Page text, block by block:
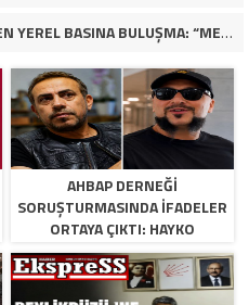
BEYLİKDÜZÜ KENT KONSEYİ’NDEN YEREL BASINA BULUŞMA: “MEVZU MEMLEKET MESELESİ
AHBAP DERNEĞI
SORUŞTURMASINDA İFADELER
ORTAYA ÇIKTI: HAYKO
CEPKIN’DEN DIKKAT ÇEKEN
AÇIKLAMALAR